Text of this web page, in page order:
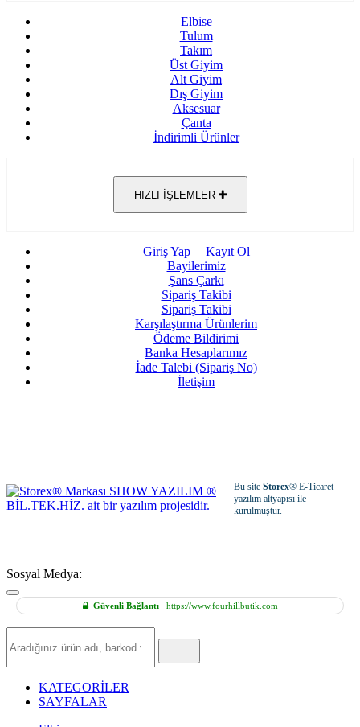
Elbise
Tulum
Takım
Üst Giyim
Alt Giyim
Dış Giyim
Aksesuar
Çanta
İndirimli Ürünler
HIZLI İŞLEMLER
Giriş Yap| Kayıt Ol
Bayilerimiz
Şans Çarkı
Sipariş Takibi
Sipariş Takibi
Karşılaştırma Ürünlerim
Ödeme Bildirimi
Banka Hesaplarımız
İade Talebi (Sipariş No)
İletişim
Bu siteStorex® E-Ticaret
yazılım altyapısı ile
kurulmuştur.
Sosyal Medya:
Güvenli Bağlantıhttps://www.fourhillbutik.com
Ürün
KATEGORİLER
SAYFALAR